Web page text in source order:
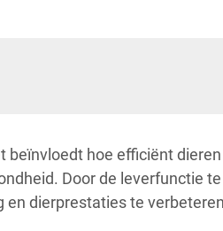
beïnvloedt hoe efficiënt dieren
Door de leverfunctie te
en dierprestaties te